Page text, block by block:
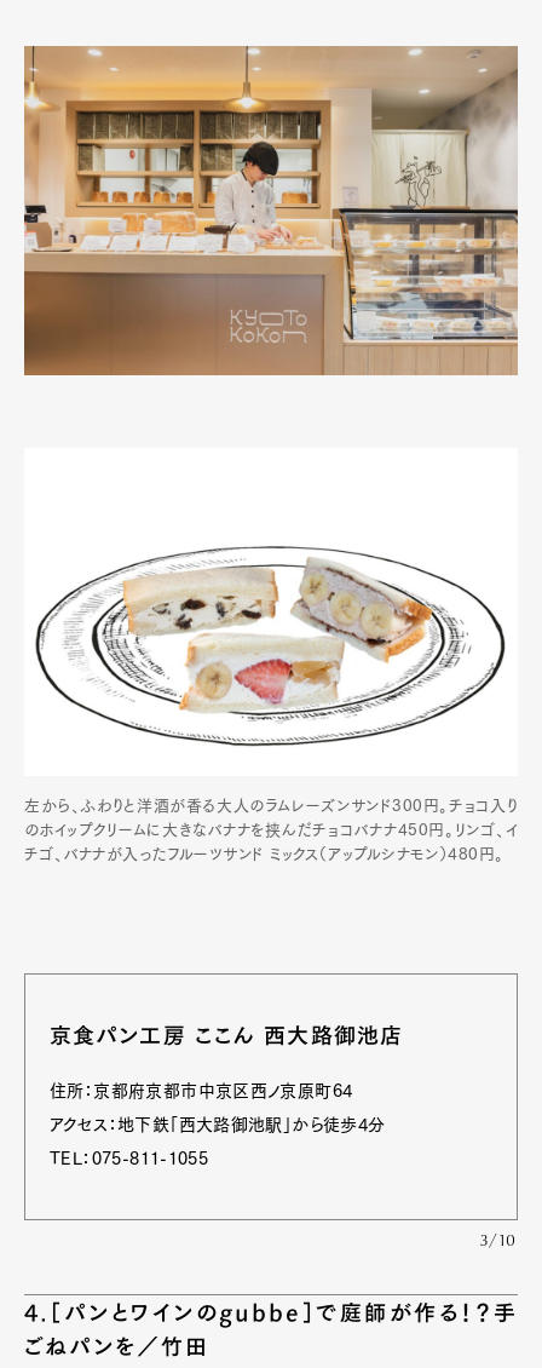
左から、ふわりと洋酒が香る大人のラムレーズンサンド300円。チョコ入り
のホイップクリームに大きなバナナを挟んだチョコバナナ450円。リンゴ、イ
チゴ、バナナが入ったフルーツサンド ミックス（アップルシナモン）480円。
京食パン工房 ここん 西大路御池店
住所：京都府京都市中京区西ノ京原町64
アクセス：地下鉄「西大路御池駅」から徒歩4分
TEL：075-811-1055
3/10
4.［パンとワインのgubbe］で庭師が作る！？手
ごねパンを／竹田